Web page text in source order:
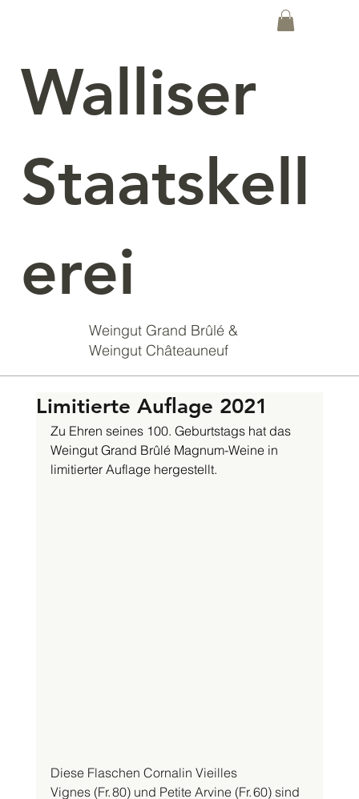
Walliser
Staatskell
erei
Weingut Grand Brûlé &
Weingut Châteauneuf
Limitierte Auflage 2021
Zu Ehren seines 100. Geburtstags hat das
Weingut Grand Brûlé Magnum-Weine in
limitierter Auflage hergestellt.
Diese Flaschen Cornalin Vieilles
Vignes (Fr. 80) und Petite Arvine (Fr. 60) sind